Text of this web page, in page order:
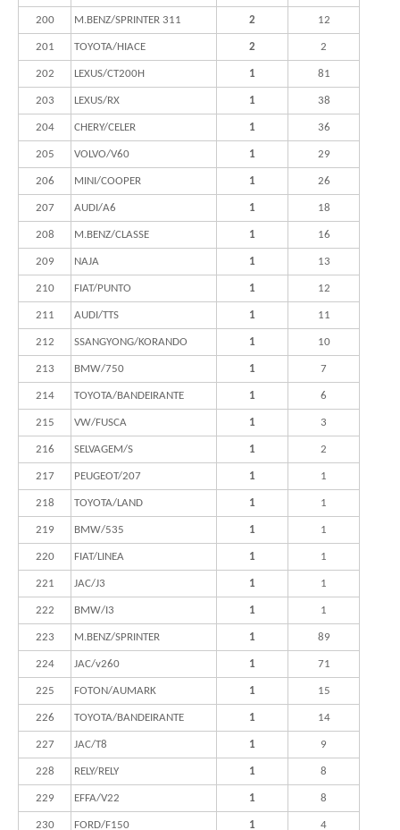
200 M.BENZ/SPRINTER 311 2 12
201 TOYOTA/HIACE 2 2
202 LEXUS/CT200H 1 81
203 LEXUS/RX 1 38
204 CHERY/CELER 1 36
205 VOLVO/V60 1 29
206 MINI/COOPER 1 26
207 AUDI/A6 1 18
208 M.BENZ/CLASSE 1 16
209 NAJA 1 13
210 FIAT/PUNTO 1 12
211 AUDI/TTS 1 11
212 SSANGYONG/KORANDO 1 10
213 BMW/750 1 7
214 TOYOTA/BANDEIRANTE 1 6
215 VW/FUSCA 1 3
216 SELVAGEM/S 1 2
217 PEUGEOT/207 1 1
218 TOYOTA/LAND 1 1
219 BMW/535 1 1
220 FIAT/LINEA 1 1
221 JAC/J3 1 1
222 BMW/I3 1 1
223 M.BENZ/SPRINTER 1 89
224 JAC/v260 1 71
225 FOTON/AUMARK 1 15
226 TOYOTA/BANDEIRANTE 1 14
227 JAC/T8 1 9
228 RELY/RELY 1 8
229 EFFA/V22 1 8
230 FORD/F150 1 4